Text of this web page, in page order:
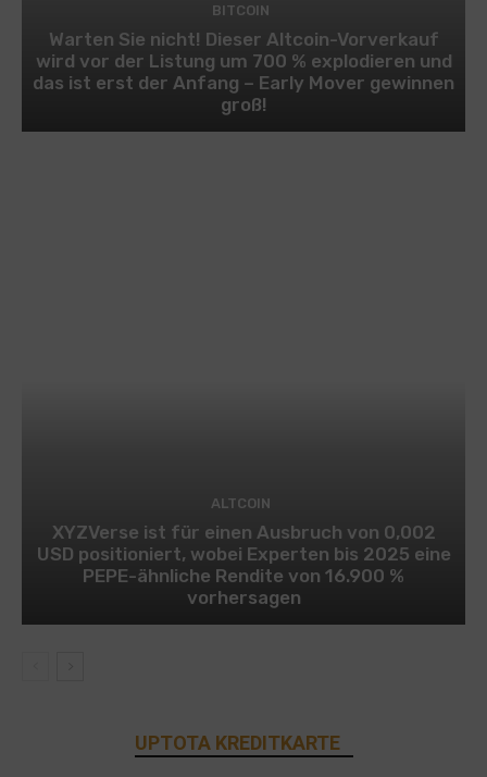
BITCOIN
Warten Sie nicht! Dieser Altcoin-Vorverkauf
wird vor der Listung um 700 % explodieren und
das ist erst der Anfang – Early Mover gewinnen
groß!
ALTCOIN
XYZVerse ist für einen Ausbruch von 0,002
USD positioniert, wobei Experten bis 2025 eine
PEPE-ähnliche Rendite von 16.900 %
vorhersagen
UPTOTA KREDITKARTE